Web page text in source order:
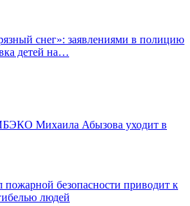
снег»: заявлениями в полицию
детей на…
Михаила Абызова уходит в
безопасности приводит к
людей